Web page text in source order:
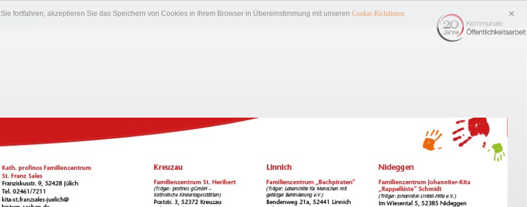
fortfahren, akzeptieren Sie das Speichern von Cookies in Ihrem Browser in Übereinstimmung mit unseren Cookie-Richtlinien